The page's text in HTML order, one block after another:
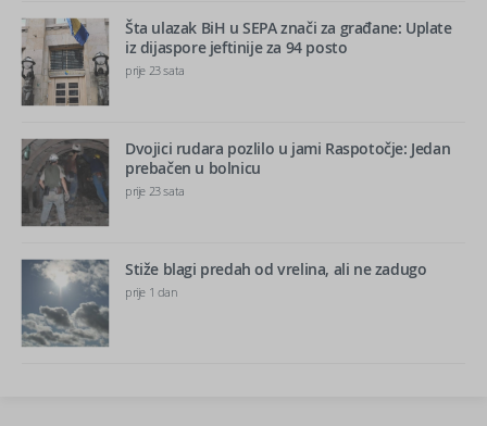
Šta ulazak BiH u SEPA znači za građane: Uplate
iz dijaspore jeftinije za 94 posto
prije 23 sata
Dvojici rudara pozlilo u jami Raspotočje: Jedan
prebačen u bolnicu
prije 23 sata
Stiže blagi predah od vrelina, ali ne zadugo
prije 1 dan